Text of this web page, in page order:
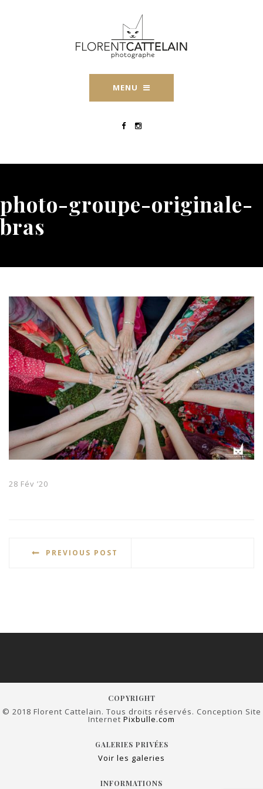
MENU
photo-groupe-originale-
bras
28 Fév ’20
PREVIOUS POST
COPYRIGHT
© 2018 Florent Cattelain. Tous droits réservés. Conception Site
Internet Pixbulle.com
GALERIES PRIVÉES
Voir les galeries
INFORMATIONS